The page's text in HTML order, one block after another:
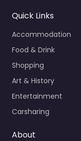
Quick Links
Accommodation
Food & Drink
Shopping
Art & History
Entertainment
Carsharing
About